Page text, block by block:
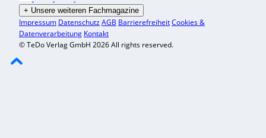
+ Unsere weiteren Fachmagazine
Impressum DatenschutzAGB BarrierefreiheitCookies &
Datenverarbeitung Kontakt
© TeDo Verlag GmbH 2026 All rights reserved.